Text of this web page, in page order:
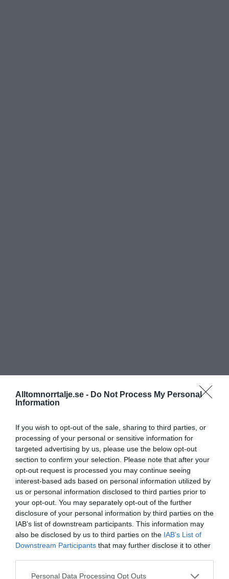
Alltomnorrtalje.se - Do Not Process My Personal
Information
If you wish to opt-out of the sale, sharing to third parties, or
processing of your personal or sensitive information for
targeted advertising by us, please use the below opt-out
section to confirm your selection. Please note that after your
opt-out request is processed you may continue seeing
interest-based ads based on personal information utilized by
us or personal information disclosed to third parties prior to
your opt-out. You may separately opt-out of the further
disclosure of your personal information by third parties on the
IAB’s list of downstream participants. This information may
also be disclosed by us to third parties on the IAB’s List of
Downstream Participants that may further disclose it to other
Personal Data Processing Opt Outs